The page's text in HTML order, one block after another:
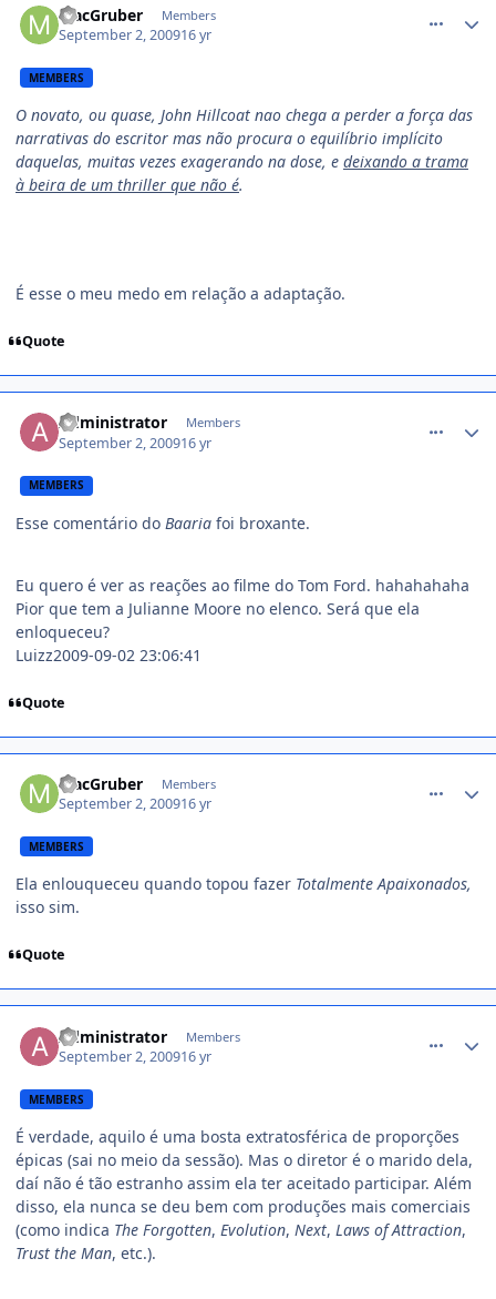
MacGruber Members
September 2, 200916 yr
MEMBERS
O novato, ou quase, John Hillcoat nao chega a perder a força das
narrativas do escritor mas não procura o equilíbrio implícito
daquelas, muitas vezes exagerando na dose, e deixando a trama
à beira de um thriller que não é.
É esse o meu medo em relação a adaptação.
Quote
Administrator Members
September 2, 200916 yr
MEMBERS
Esse comentário do Baaria foi broxante.
Eu quero é ver as reações ao filme do Tom Ford. hahahahaha
Pior que tem a Julianne Moore no elenco. Será que ela
enloqueceu?
Luizz2009-09-02 23:06:41
Quote
MacGruber Members
September 2, 200916 yr
MEMBERS
Ela enlouqueceu quando topou fazer Totalmente Apaixonados,
isso sim.
Quote
Administrator Members
September 2, 200916 yr
MEMBERS
É verdade, aquilo é uma bosta extratosférica de proporções
épicas (sai no meio da sessão). Mas o diretor é o marido dela,
daí não é tão estranho assim ela ter aceitado participar. Além
disso, ela nunca se deu bem com produções mais comerciais
(como indica The Forgotten, Evolution, Next, Laws of Attraction,
Trust the Man, etc.).